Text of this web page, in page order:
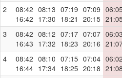
2
08:42
16:42
08:13
17:30
07:19
18:21
07:09
20:15
3
08:42
16:43
08:12
17:32
07:17
18:23
07:07
20:16
06:03
4
08:42
16:44
08:10
17:34
07:15
18:25
07:04
20:18
06:02
21:08